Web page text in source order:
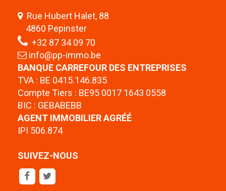
Rue Hubert Halet, 88
4860 Pepinster
+32 87 34 09 70
info@pp-immo.be
BANQUE CARREFOUR DES ENTREPRISES
TVA : BE 0415.146.835
Compte Tiers : BE95 0017 1643 0558
BIC : GEBABEBB
AGENT IMMOBILIER AGRÉÉ
IPI 506.874
SUIVEZ-NOUS